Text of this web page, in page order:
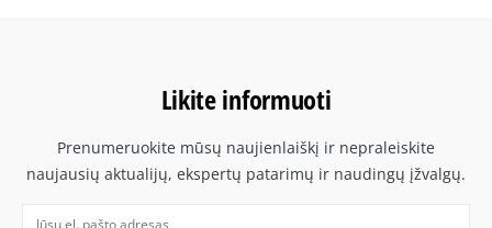
Likite informuoti
Prenumeruokite mūsų naujienlaiškį ir nepraleiskite
naujausių aktualijų, ekspertų patarimų ir naudingų įžvalgų.